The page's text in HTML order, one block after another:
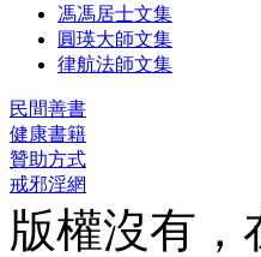
馮馮居士文集
圓瑛大師文集
律航法師文集
民間善書
健康書籍
贊助方式
戒邪淫網
版權沒有，